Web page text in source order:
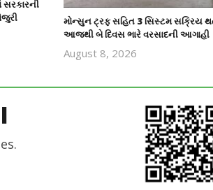
સરકારની
મોન્સુન ટ્રફ સહિત 3 સિસ્ટમ સક્રિય
આજથી બે દિવસ ભારે વરસાદની આગાહી
August 8, 2026